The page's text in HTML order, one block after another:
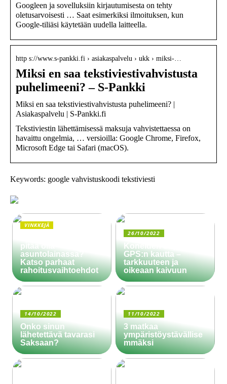
Googleen ja sovelluksiin kirjautumisesta on tehty
oletusarvoisesti … Saat esimerkiksi ilmoituksen, kun
Google-tiliäsi käytetään uudella laitteella.
http s://www.s-pankki.fi › asiakaspalvelu › ukk › miksi-…
Miksi en saa tekstiviestivahvistusta
puhelimeeni? – S-Pankki
Miksi en saa tekstiviestivahvistusta puhelimeeni? |
Asiakaspalvelu | S-Pankki.fi
Tekstiviestin lähettämisessä maksuja vahvistettaessa on
havaittu ongelmia, … versioilla: Google Chrome, Firefox,
Microsoft Edge tai Safari (macOS).
Keywords: google vahvistuskoodi tekstiviesti
VINKKEJÄ
pitää olla
asuntolainassa?
Katso parhaat
rahoitusvaihtoehdot
26/10/2022
Koneiden ohjaus
GPS:n kautta –
tarkkuuteen ja
oikeaan kaivuun
14/10/2022
Onko sinun
lähetettävä tavarasi
Saksaan?
11/10/2022
3 matkaa
ympäristöystävällise
mmäksi